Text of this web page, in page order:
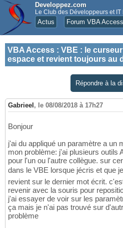
Developpez.com
Le Club des Développeurs et IT
Actus Forum VBA Access
VBA Access : VBE : le
espace et revient toujours au
Répondre à la
Gabrieel , le 08/08/2018 à 17h27
Bonjour
j'ai du appliqué un paramètre a un
mon problème: j'ai plusieurs outils
pour l'un ou l'autre collègue. sur
dans le VBE lorsque jécris et que
revient sur le dernier mot écrit.
revenir avec la souris pour
j'ai essayer de voir sur les
ça mais je n'ai pas trouvé sur
problème